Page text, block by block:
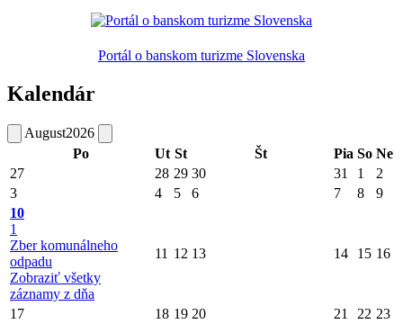
Portál o banskom turizme Slovenska
Kalendár
August2026
Po
Ut St Št Pia So Ne
27
28 29 30 31 1
2
3
4 5 6 7 8
9
10
1
Zber komunálneho
odpadu
Zobraziť všetky
záznamy z dňa
11 12 13 14 15 16
17 18 19 20 21 22 23